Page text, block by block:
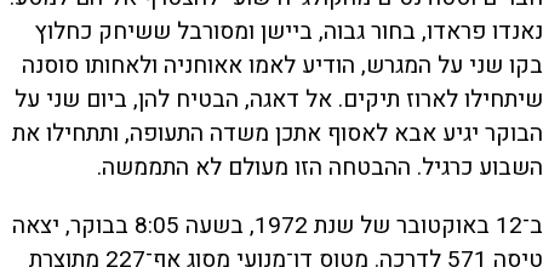
נאנדו פראדו, בחור גבוה, ביישן ומסורבל ששיחק כחלוץ
בקו שני על המגרש, הודיע לאמו אאוחניה ולאחותו סוסנה
שיתחילו לארוז תיקים. אל דאגה, הבטיח להן, ביום שני על
הבוקר יגיע אבא לאסוף אתכן משדה התעופה, ותתחילו את
השבוע כרגיל. ההבטחה הזו מעולם לא התממשה.
ב־12 באוקטובר של שנת 1972, בשעה 8:05 בבוקר, יצאה
טיסה 571 לדרכה. מטוס דו־מנועי מסוג אף־227 מתוצרת